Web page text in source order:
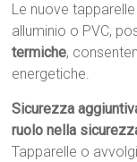
Le nuove
alluminio o PVC,
termiche,
energetiche.
Sicurezza
ruolo nella
Tapparelle o